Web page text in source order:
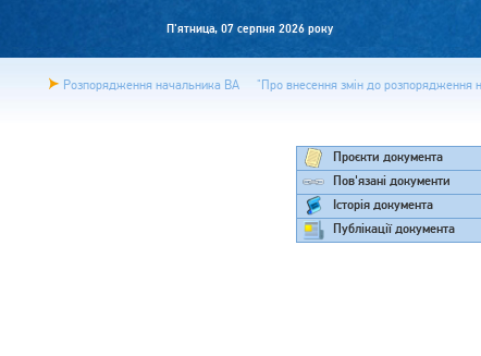
П'ятница, 07 серпня 2026 року
Розпорядження начальника ВА "Про внесення змін до
Проєкти документа
Пов'язані документи
Історія документа
Публікації документа